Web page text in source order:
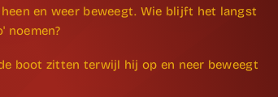
en weer beweegt. Wie blijft het langst
noemen?
boot zitten terwijl hij op en neer beweegt